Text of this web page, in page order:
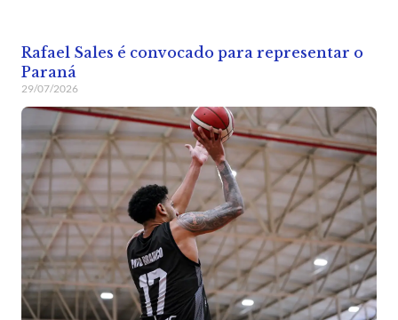
Rafael Sales é convocado para representar o
Paraná
29/07/2026